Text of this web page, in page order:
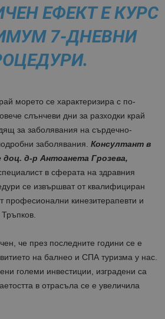
ЕФЕКТ Е КУРС
7-ДНЕВНИ
морето се характеризира с по-
слънчеви дни за разходки край
за заболявания на сърдечно-
заболявания. Консултант в
доц. д-р Антоанета Грозева,
в сферата на здравния
се извършват от квалифициран
професионални кинезитерапевти и
Тръпков.
че през последните години се е
на балнео и СПА туризма у нас.
големи инвестиции, изградени са
в отрасъла се е увеличила